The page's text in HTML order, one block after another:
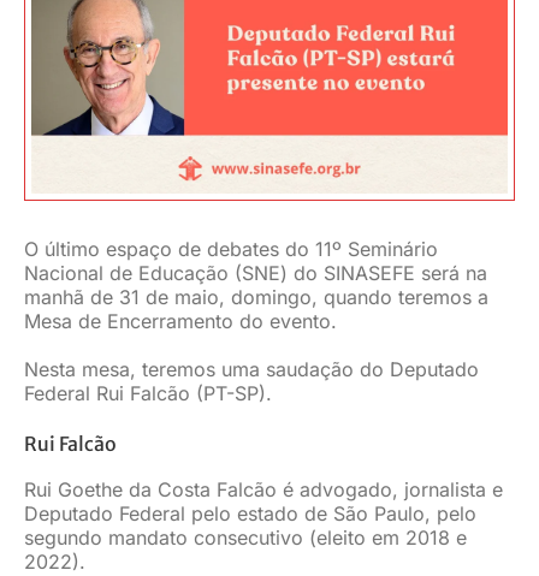
O último espaço de debates do 11º Seminário
Nacional de Educação (SNE) do SINASEFE será na
manhã de 31 de maio, domingo, quando teremos a
Mesa de Encerramento do evento.
Nesta mesa, teremos uma saudação do Deputado
Federal Rui Falcão (PT-SP).
Rui Falcão
Rui Goethe da Costa Falcão é advogado, jornalista e
Deputado Federal pelo estado de São Paulo, pelo
segundo mandato consecutivo (eleito em 2018 e
2022).